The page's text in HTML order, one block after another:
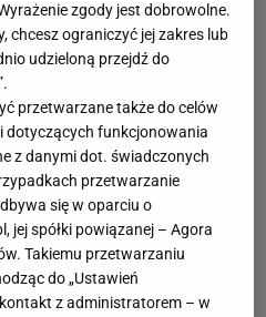
wokalistka. Karierę
ukazał się jej pierwszy album
popularność zdobyła
ujrzał singiel
raper Jay-Z. Od tamtego
najbardziej znanych I
Pojawiła się też w
o Ziemię”). Rihanna
marek, m.in. Diora czy River
kosmetyków o nazwie
wiele lat mogła pochwalić
zgody jest dobrowolne.
chcesz ograniczyć jej zakres lub
udzieloną przejdź do
przetwarzane także do celów
dotyczących funkcjonowania
z danymi dot. świadczonych
przetwarzanie
się w oparciu o
jej spółki powiązanej – Agora
Takiemu przetwarzaniu
do „Ustawień
z administratorem – w